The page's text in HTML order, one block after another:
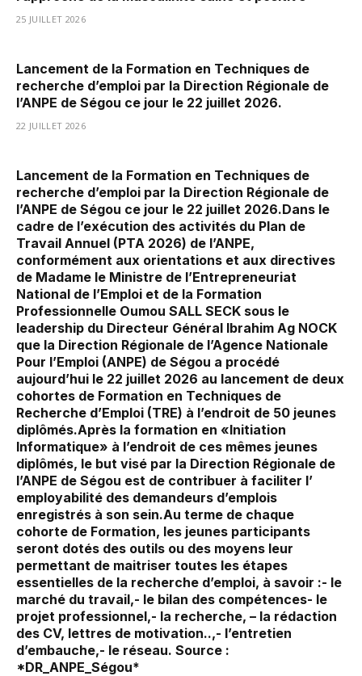
25 JUILLET 2026
Lancement de la Formation en Techniques de
recherche d’emploi par la Direction Régionale de
l’ANPE de Ségou ce jour le 22 juillet 2026.
22 JUILLET 2026
Lancement de la Formation en Techniques de
recherche d’emploi par la Direction Régionale de
l’ANPE de Ségou ce jour le 22 juillet 2026.Dans le
cadre de l’exécution des activités du Plan de
Travail Annuel (PTA 2026) de l’ANPE,
conformément aux orientations et aux directives
de Madame le Ministre de l’Entrepreneuriat
National de l’Emploi et de la Formation
Professionnelle Oumou SALL SECK sous le
leadership du Directeur Général Ibrahim Ag NOCK
que la Direction Régionale de l’Agence Nationale
Pour l’Emploi (ANPE) de Ségou a procédé
aujourd’hui le 22 juillet 2026 au lancement de deux
cohortes de Formation en Techniques de
Recherche d’Emploi (TRE) à l’endroit de 50 jeunes
diplômés.Après la formation en «Initiation
Informatique» à l’endroit de ces mêmes jeunes
diplômés, le but visé par la Direction Régionale de
l’ANPE de Ségou est de contribuer à faciliter l’
employabilité des demandeurs d’emplois
enregistrés à son sein.Au terme de chaque
cohorte de Formation, les jeunes participants
seront dotés des outils ou des moyens leur
permettant de maitriser toutes les étapes
essentielles de la recherche d’emploi, à savoir :- le
marché du travail,- le bilan des compétences- le
projet professionnel,- la recherche, – la rédaction
des CV, lettres de motivation..,- l’entretien
d’embauche,- le réseau. Source :
*DR_ANPE_Ségou*